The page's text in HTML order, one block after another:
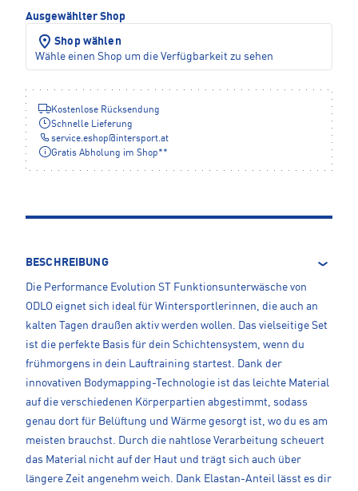
Ausgewählter Shop
Shop wählen
Wähle einen Shop um die Verfügbarkeit zu sehen
Kostenlose Rücksendung
Schnelle Lieferung
service.eshop@intersport.at
Gratis Abholung im Shop**
BESCHREIBUNG
Die Performance Evolution ST Funktionsunterwäsche von
ODLO eignet sich ideal für Wintersportlerinnen, die auch an
kalten Tagen draußen aktiv werden wollen. Das vielseitige Set
ist die perfekte Basis für dein Schichtensystem, wenn du
frühmorgens in dein Lauftraining startest. Dank der
innovativen Bodymapping-Technologie ist das leichte Material
auf die verschiedenen Körperpartien abgestimmt, sodass
genau dort für Belüftung und Wärme gesorgt ist, wo du es am
meisten brauchst. Durch die nahtlose Verarbeitung scheuert
das Material nicht auf der Haut und trägt sich auch über
längere Zeit angenehm weich. Dank Elastan-Anteil lässt es dir